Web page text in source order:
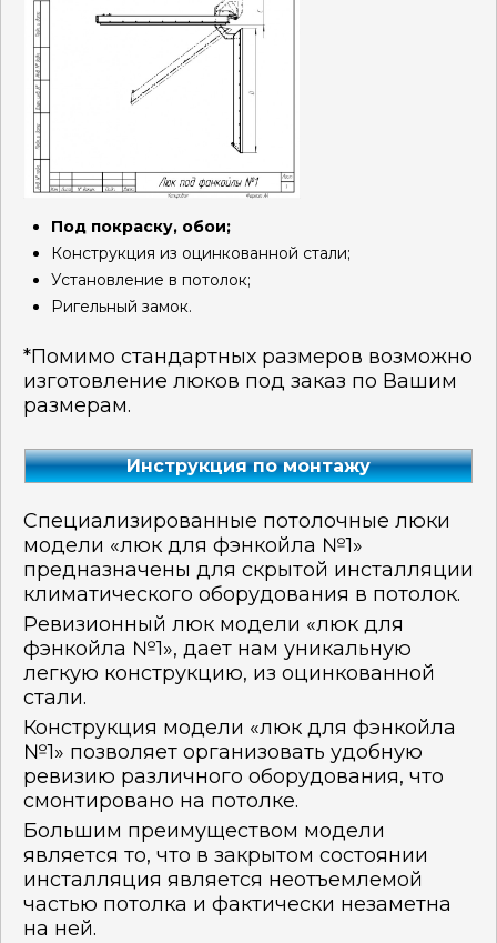
Под покраску, обои;
Конструкция из оцинкованной стали;
Установление в потолок;
Ригельный замок.
*Помимо стандартных размеров возможно
изготовление люков под заказ по Вашим
размерам.
Инструкция по монтажу
Специализированные потолочные люки
модели «люк для фэнкойла №1»
предназначены для скрытой инсталляции
климатического оборудования в потолок.
Ревизионный люк модели «люк для
фэнкойла №1», дает нам уникальную
легкую конструкцию, из оцинкованной
стали.
Конструкция модели «люк для фэнкойла
№1» позволяет организовать удобную
ревизию различного оборудования, что
смонтировано на потолке.
Большим преимуществом модели
является то, что в закрытом состоянии
инсталляция является неотъемлемой
частью потолка и фактически незаметна
на ней.